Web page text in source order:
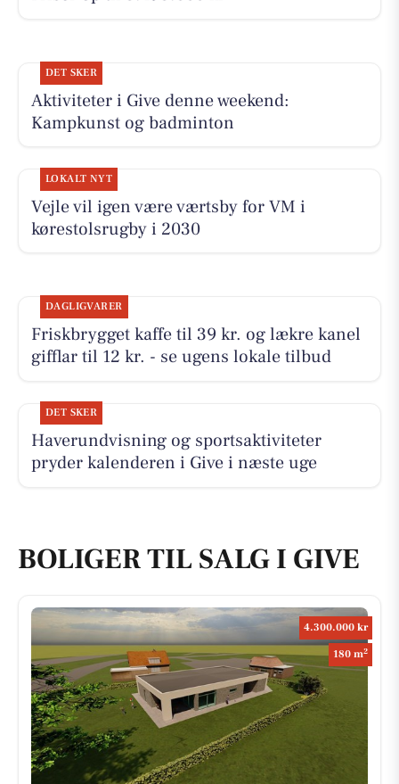
DET SKER
Aktiviteter i Give denne weekend:
Kampkunst og badminton
LOKALT NYT
Vejle vil igen være værtsby for VM i
kørestolsrugby i 2030
DAGLIGVARER
Friskbrygget kaffe til 39 kr. og lækre kanel
gifflar til 12 kr. - se ugens lokale tilbud
DET SKER
Haverundvisning og sportsaktiviteter
pryder kalenderen i Give i næste uge
BOLIGER TIL SALG I GIVE
4.300.000 kr
180 m2